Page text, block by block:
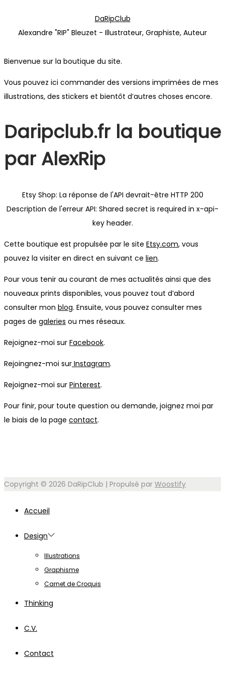
navigation
au
DaRipClub
Alexandre "RIP" Bleuzet - Illustrateur, Graphiste, Auteur
Bienvenue sur la boutique du site.
Vous pouvez ici commander des versions imprimées de mes
illustrations, des stickers et bientôt d’autres choses encore.
Daripclub.fr la boutique
par AlexRip
Etsy Shop: La réponse de l'API devrait-être HTTP 200
Description de l'erreur API: Shared secret is required in x-api-
key header.
Cette boutique est propulsée par le site Etsy.com, vous
pouvez la visiter en direct en suivant ce lien.
Pour vous tenir au courant de mes actualités ainsi que des
nouveaux prints disponibles, vous pouvez tout d’abord
consulter mon blog. Ensuite, vous pouvez consulter mes
pages de galeries ou mes réseaux.
Rejoignez-moi sur Facebook.
Rejoingnez-moi sur Instagram.
Rejoignez-moi sur Pinterest.
Pour finir, pour toute question ou demande, joignez moi par
le biais de la page contact.
Copyright © 2026 DaRipClub | Propulsé par Woostify
Accueil
Design
Illustrations
Graphisme
Carnet de Croquis
Thinking
C.V.
Contact